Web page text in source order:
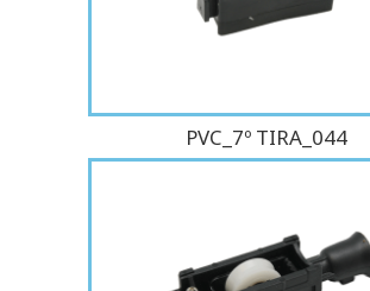
PVC_7º TIRA_044